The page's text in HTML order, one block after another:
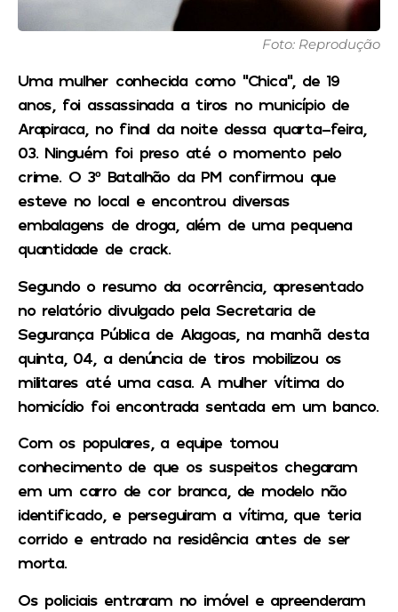
Foto: Reprodução
Uma mulher conhecida como “Chica”, de 19
anos, foi assassinada a tiros no município de
Arapiraca, no final da noite dessa quarta-feira,
03. Ninguém foi preso até o momento pelo
crime. O 3º Batalhão da PM confirmou que
esteve no local e encontrou diversas
embalagens de droga, além de uma pequena
quantidade de crack.
Segundo o resumo da ocorrência, apresentado
no relatório divulgado pela Secretaria de
Segurança Pública de Alagoas, na manhã desta
quinta, 04, a denúncia de tiros mobilizou os
militares até uma casa. A mulher vítima do
homicídio foi encontrada sentada em um banco.
Com os populares, a equipe tomou
conhecimento de que os suspeitos chegaram
em um carro de cor branca, de modelo não
identificado, e perseguiram a vítima, que teria
corrido e entrado na residência antes de ser
morta.
Os policiais entraram no imóvel e apreenderam